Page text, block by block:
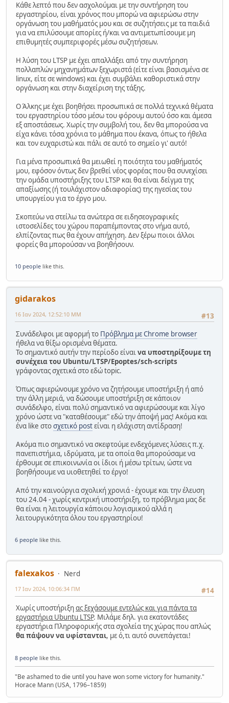
Κάθε λεπτό που δεν ασχολούμαι με την συντήρηση του
εργαστηρίου, είναι χρόνος που μπορώ να αφιερώσω στην
οργάνωση του μαθήματός μου και σε συζητήσεις με τα παιδιά
για να επιλύσουμε απορίες ή/και να αντιμετωπίσουμε μη
επιθυμητές συμπεριφορές μέσω συζητήσεων.
Η λύση του LTSP με έχει απαλλάξει από την συντήρηση
πολλαπλών μηχανημάτων ξεχωριστά (είτε είναι βασισμένα σε
linux, είτε σε windows) και έχει συμβάλει καθοριστικά στην
οργάνωση και στην διαχείριση της τάξης.
Ο Άλκης με έχει βοηθήσει προσωπικά σε πολλά τεχνικά θέματα
του εργαστηρίου τόσο μέσω του φόρουμ αυτού όσο και άμεσα
εξ αποστάσεως. Χωρίς την συμβολή του, δεν θα μπορούσα να
είχα κάνει τόσα χρόνια το μάθημα που έκανα, όπως το ήθελα
και τον ευχαριστώ και πάλι σε αυτό το σημείο γι' αυτό!
Για μένα προσωπικά θα μειωθεί η ποιότητα του μαθήματός
μου, εφόσον όντως δεν βρεθεί νέος φορέας που θα συνεχίσει
την ομάδα υποστήριξης του LTSP και θα είναι δείγμα της
απαξίωσης (ή τουλάχιστον αδιαφορίας) της ηγεσίας του
υπουργείου για το έργο μου.
Σκοπεύω να στείλω τα ανώτερα σε ειδησεογραφικές
ιστοσελίδες του χώρου παραπέμποντας στο νήμα αυτό,
ελπίζοντας πως θα έχουν απήχηση. Δεν ξέρω ποιοι άλλοι
φορείς θα μπορούσαν να βοηθήσουν.
10 people like this.
gidarakos
#13
16 Ιαν 2024, 12:52:10 ΜΜ
Συνάδελφοι με αφορμή το Πρόβλημα με Chrome browser
ήθελα να θίξω ορισμένα θέματα.
Το σημαντικό αυτήν την περίοδο είναινα υποστηρίξουμε τη
συνέχεια του Ubuntu/LTSP/Epoptes/sch-scripts
γράφοντας σχετικά στο εδώ topic.
Όπως αφιερώνουμε χρόνο να ζητήσουμε υποστήριξη ή από
την άλλη μεριά, να δώσουμε υποστήριξη σε κάποιον
συνάδελφο, είναι πολύ σημαντικό να αφιερώσουμε και λίγο
χρόνο ώστε να "καταθέσουμε" εδώ την άποψή μας! Ακόμα και
ένα like στοσχετικό postείναι η ελάχιστη αντίδραση!
Ακόμα πιο σημαντικό να σκεφτούμε ενδεχόμενες λύσεις π.χ.
πανεπιστήμια, ιδρύματα, με τα οποία θα μπορούσαμε να
έρθουμε σε επικοινωνία οι ίδιοι ή μέσω τρίτων, ώστε να
βοηθήσουμε να υιοθετηθεί το έργο!
Από την καινούργια σχολική χρονιά - έχουμε και την έλευση
του 24.04 - χωρίς κεντρική υποστήριξη, το πρόβλημα μας δε
θα είναι η λειτουργία κάποιου λογισμικού αλλά η
λειτουργικότητα όλου του εργαστηρίου!
6 people like this.
falexakos
Nerd
#14
17 Ιαν 2024, 10:06:34 ΠΜ
Χωρίς υποστήριξηας ξεχάσουμε εντελώς και για πάντα τα
εργαστήρια Ubuntu LTSP. Μιλάμε δηλ. για εκατοντάδες
εργαστήρια Πληροφορικής στα σχολεία της χώρας που απλώς
θα πάψουν να υφίστανται, με ό,τι αυτό συνεπάγεται!
8 people like this.
"Be ashamed to die until you have won some victory for humanity."
Horace Mann (USA, 1796–1859)